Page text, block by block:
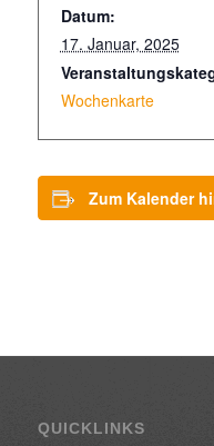
Datum:
17. Januar, 2025
Wochenkarte
Zum Kalender
QUICKLINKS